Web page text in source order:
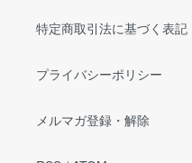
特定商取引法に基づく表記
プライバシーポリシー
メルマガ登録・解除